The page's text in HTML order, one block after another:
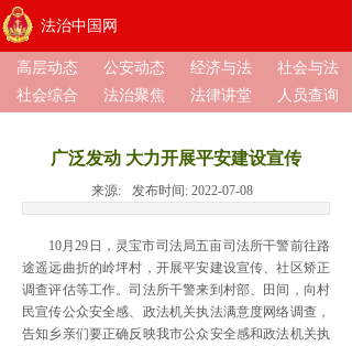
法治中国网
高层动态 公安动态 经济与法
社会与法
社会综合
法治聚焦 法律讲堂 人员查询
广泛发动 大力开展平安建设宣传
来源: 发布时间: 2022-07-08
10月29日，灵宝市司法局五亩司法所干警前往路
途遥远曲折的岭坪村，开展平安建设宣传、社区矫正
调查评估等工作。司法所干警来到村部、田间，向村
民宣传公众安全感、政法机关执法满意度网络调查，
告知乡亲们要正确反映我市公众安全感和政法机关执